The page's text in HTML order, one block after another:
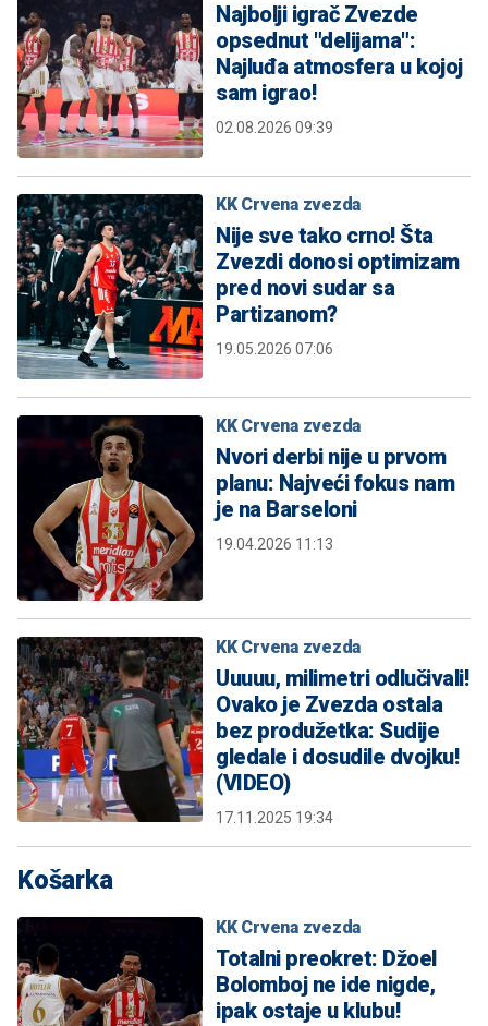
Najbolji igrač Zvezde
opsednut "delijama":
Najluđa atmosfera u kojoj
sam igrao!
02.08.2026 09:39
KK Crvena zvezda
Nije sve tako crno! Šta
Zvezdi donosi optimizam
pred novi sudar sa
Partizanom?
19.05.2026 07:06
KK Crvena zvezda
Nvori derbi nije u prvom
planu: Najveći fokus nam
je na Barseloni
19.04.2026 11:13
KK Crvena zvezda
Uuuuu, milimetri odlučivali!
Ovako je Zvezda ostala
bez produžetka: Sudije
gledale i dosudile dvojku!
(VIDEO)
17.11.2025 19:34
Košarka
KK Crvena zvezda
Totalni preokret: Džoel
Bolomboj ne ide nigde,
ipak ostaje u klubu!